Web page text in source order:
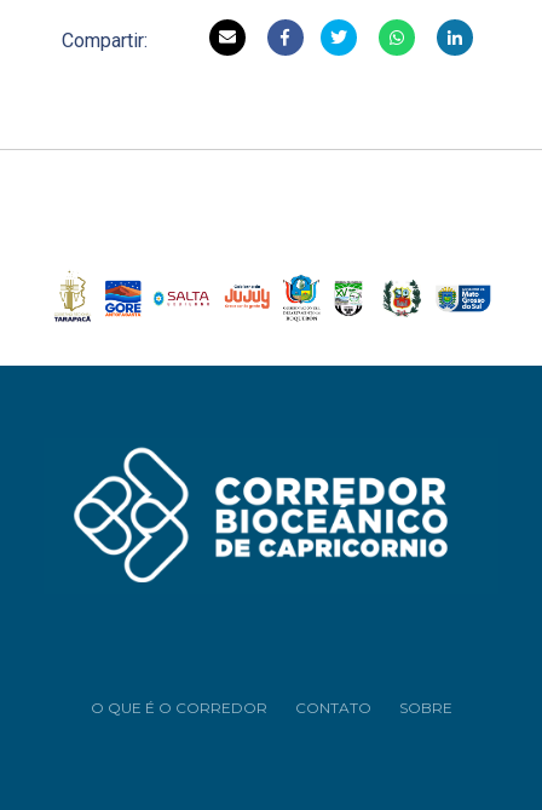
Compartir:
O QUE É O CORREDOR CONTATO SOBRE